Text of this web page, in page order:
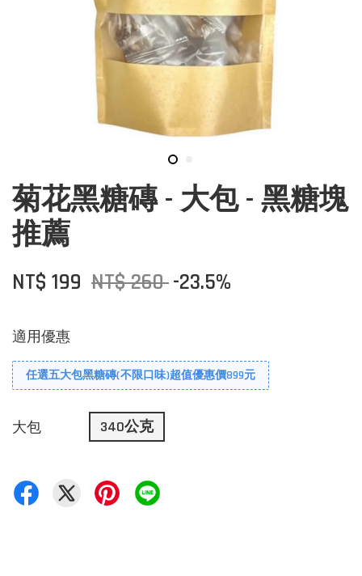
菊花黑糖磚 - 大包 - 黑糖塊
推薦
NT$ 199 NT$ 260-23.5%
適用優惠
任選五大包黑糖磚(不限口味)超值優惠價899元
大包 340公克